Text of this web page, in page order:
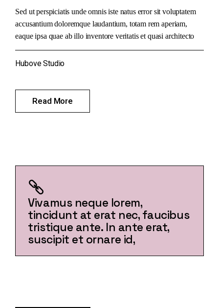
Sed ut perspiciatis unde omnis iste natus error sit voluptatem
accusantium doloremque laudantium, totam rem aperiam,
eaque ipsa quae ab illo inventore veritatis et quasi architecto
Read More
Hubove Studio
Vivamus neque lorem,
tincidunt at erat nec, faucibus
tristique ante. In ante erat,
suscipit et ornare id,